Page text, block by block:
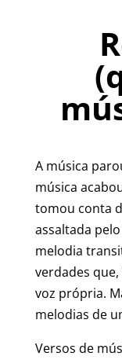
A música
música
tomou conta
assaltada
melodia
verdades
voz própria.
melodias de
Versos de